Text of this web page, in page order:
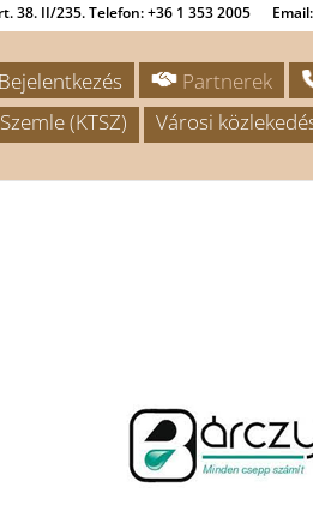
38. II/235. Telefon: +36 1 353 2005
Partnerek
(KTSZ) Városi